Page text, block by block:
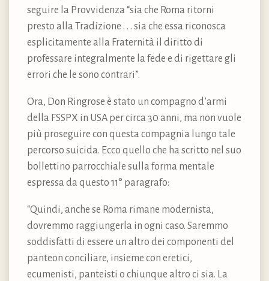
seguire la Provvidenza “sia che Roma ritorni
presto alla Tradizione . . . sia che essa riconosca
esplicitamente alla Fraternità il diritto di
professare integralmente la fede e di rigettare gli
errori che le sono contrari”.
Ora, Don Ringrose è stato un compagno d’armi
della FSSPX in USA per circa 30 anni, ma non vuole
più proseguire con questa compagnia lungo tale
percorso suicida. Ecco quello che ha scritto nel suo
bollettino parrocchiale sulla forma mentale
espressa da questo 11° paragrafo:
“Quindi, anche se Roma rimane modernista,
dovremmo raggiungerla in ogni caso. Saremmo
soddisfatti di essere un altro dei componenti del
panteon conciliare, insieme con eretici,
ecumenisti, panteisti o chiunque altro ci sia. La